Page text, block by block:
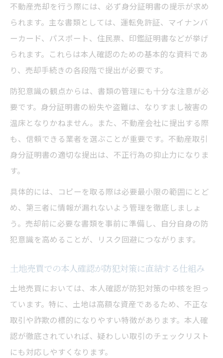
不動産売却を行う際には、必ず身分証明書の提示が求め
られます。主な書類としては、運転免許証、マイナンバ
ーカード、パスポート、住民票、印鑑証明書などが挙げ
られます。これらは本人確認のための基本的な資料であ
り、売却手続きの各段階で提出が必要です。
防犯意識の観点からは、書類の管理にも十分な注意が必
要です。身分証明書の紛失や盗難は、なりすまし被害の
温床となりかねません。また、不動産会社に提出する際
も、信頼できる業者を選ぶことが重要です。不動産取引
身分証明書の適切な提出は、不正行為の抑止力になりま
す。
具体的には、コピーを取る際は必要最小限の範囲にとど
め、第三者に情報が漏れないよう管理を徹底しましょ
う。売却前に必要な書類を事前に準備し、自分自身の防
犯意識を高めることが、リスク回避につながります。
土地売買での本人確認が防犯対策に直結する仕組み
土地売買においては、本人確認が防犯対策の中核を担っ
ています。特に、土地は高額な資産であるため、不正な
取引や詐欺の標的になりやすい特徴があります。本人確
認が徹底されていれば、疑わしい取引のチェックリスト
にも対応しやすくなります。